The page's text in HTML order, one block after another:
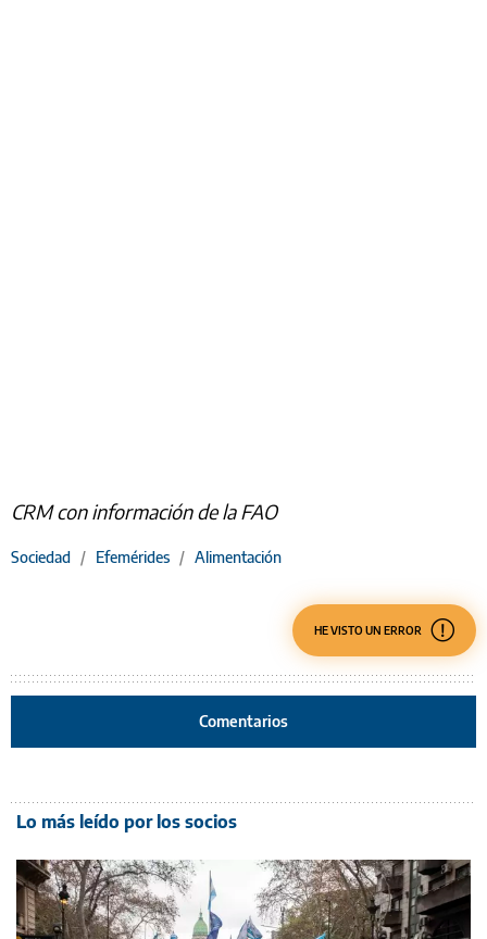
CRM con información de la FAO
Sociedad / Efemérides / Alimentación
HE VISTO UN ERROR
Comentarios
Lo más leído por los socios